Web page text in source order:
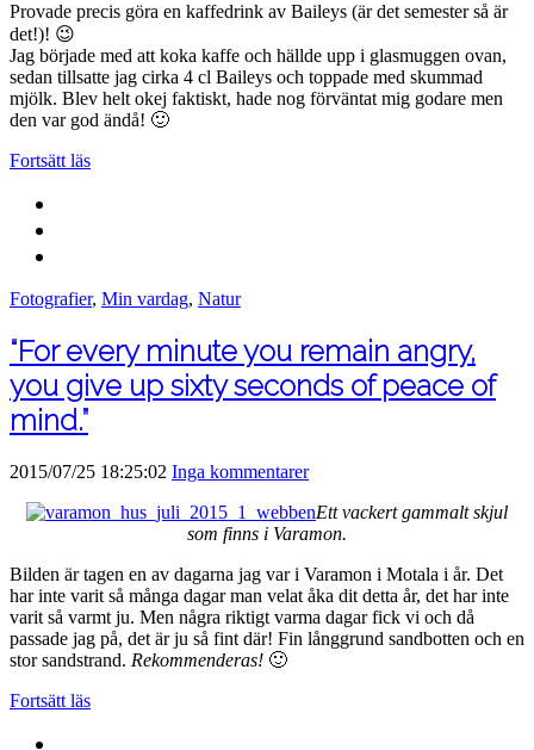
Provade precis göra en kaffedrink av Baileys (är det semester så är
det!)! 😉
Jag började med att koka kaffe och hällde upp i glasmuggen ovan,
sedan tillsatte jag cirka 4 cl Baileys och toppade med skummad
mjölk. Blev helt okej faktiskt, hade nog förväntat mig godare men
den var god ändå! 🙂
Fortsätt läs
Fotografier, Min vardag, Natur
“For every minute you remain angry,
you give up sixty seconds of peace of
mind.”
2015/07/25 18:25:02 Inga kommentarer
Ett vackert gammalt skjul
som finns i Varamon.
Bilden är tagen en av dagarna jag var i Varamon i Motala i år. Det
har inte varit så många dagar man velat åka dit detta år, det har inte
varit så varmt ju. Men några riktigt varma dagar fick vi och då
passade jag på, det är ju så fint där! Fin långgrund sandbotten och en
stor sandstrand. Rekommenderas! 🙂
Fortsätt läs